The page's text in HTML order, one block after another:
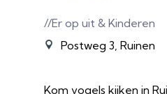
//Er op uit & Kinderen
Postweg 3, Ruinen
Kom vogels kijken in